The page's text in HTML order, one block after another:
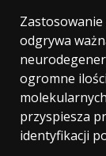
Zastosowanie
odgrywa
ogromne
przyspiesza
identyfikacji